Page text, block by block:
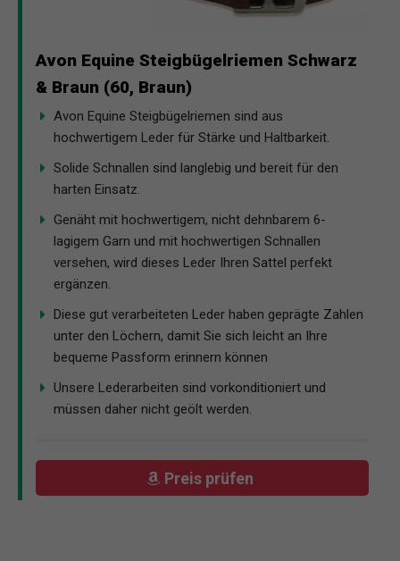
Avon Equine Steigbügelriemen Schwarz
& Braun (60, Braun)
Avon Equine Steigbügelriemen sind aus
hochwertigem Leder für Stärke und Haltbarkeit.
Solide Schnallen sind langlebig und bereit für den
harten Einsatz.
Genäht mit hochwertigem, nicht dehnbarem 6-
lagigem Garn und mit hochwertigen Schnallen
versehen, wird dieses Leder Ihren Sattel perfekt
ergänzen.
Diese gut verarbeiteten Leder haben geprägte Zahlen
unter den Löchern, damit Sie sich leicht an Ihre
bequeme Passform erinnern können
Unsere Lederarbeiten sind vorkonditioniert und
müssen daher nicht geölt werden.
Preis prüfen